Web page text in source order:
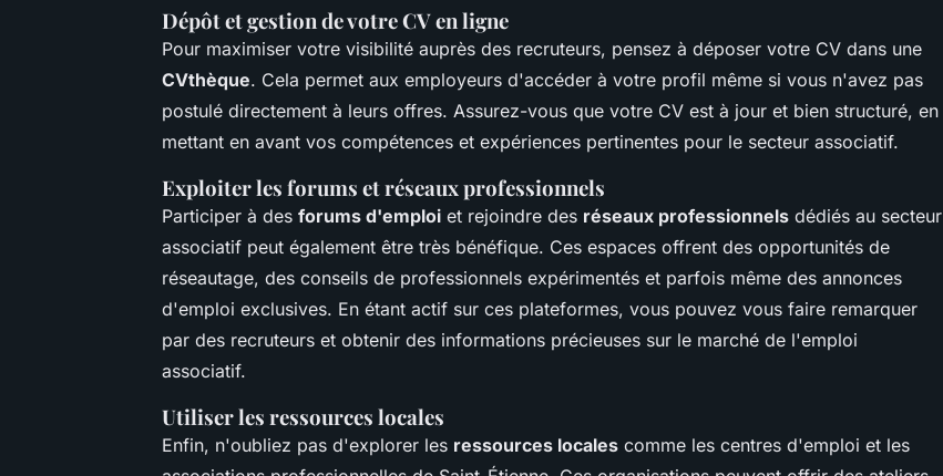
Dépôt et gestion de votre CV en ligne
Pour maximiser votre visibilité auprès des recruteurs, pensez à déposer votre CV dans une
CVthèque. Cela permet aux employeurs d'accéder à votre profil même si vous n'avez pas
postulé directement à leurs offres. Assurez-vous que votre CV est à jour et bien structuré, en
mettant en avant vos compétences et expériences pertinentes pour le secteur associatif.
Exploiter les forums et réseaux professionnels
Participer à des forums d'emploi et rejoindre des réseaux professionnels dédiés au secteur
associatif peut également être très bénéfique. Ces espaces offrent des opportunités de
réseautage, des conseils de professionnels expérimentés et parfois même des annonces
d'emploi exclusives. En étant actif sur ces plateformes, vous pouvez vous faire remarquer
par des recruteurs et obtenir des informations précieuses sur le marché de l'emploi
associatif.
Utiliser les ressources locales
Enfin, n'oubliez pas d'explorer les ressources locales comme les centres d'emploi et les